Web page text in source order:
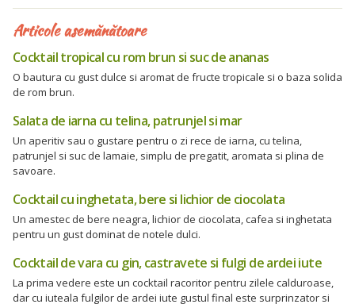
Articole asemănătoare
Cocktail tropical cu rom brun si suc de ananas
O bautura cu gust dulce si aromat de fructe tropicale si o baza solida
de rom brun.
Salata de iarna cu telina, patrunjel si mar
Un aperitiv sau o gustare pentru o zi rece de iarna, cu telina,
patrunjel si suc de lamaie, simplu de pregatit, aromata si plina de
savoare.
Cocktail cu inghetata, bere si lichior de ciocolata
Un amestec de bere neagra, lichior de ciocolata, cafea si inghetata
pentru un gust dominat de notele dulci.
Cocktail de vara cu gin, castravete si fulgi de ardei iute
La prima vedere este un cocktail racoritor pentru zilele calduroase,
dar cu iuteala fulgilor de ardei iute gustul final este surprinzator si